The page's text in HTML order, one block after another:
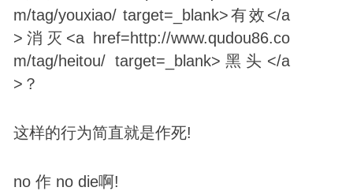
这样的行为简直就是作死!
no 作 no die啊!